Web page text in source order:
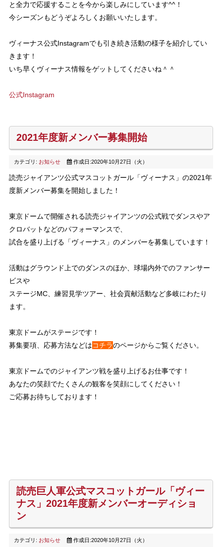
と全力で応援することを今から楽しみにしています^^！
今シーズンもどうぞよろしくお願いいたします。
ヴィーナス公式Instagramでも引き続き活動の様子を紹介してい
きます！
いち早くヴィーナス情報をゲットしてくださいね＾＾
公式Instagram
2021年度新メンバー募集開始
カテゴリ: お知らせ 作成日:2020年10月27日（火）
読売ジャイアンツ公式マスコットガール「ヴィーナス」の2021年
度新メンバー募集を開始しました！
東京ドームで開催される読売ジャイアンツの公式戦でダンスやア
クロバットなどのパフォーマンスで、
試合を盛り上げる「ヴィーナス」のメンバーを募集しています！
活動はグラウンド上でのダンスのほか、球場内外でのファンサー
ビスや
ステージMC、練習見学ツアー、社会貢献活動など多岐にわたり
ます。
東京ドームがステージです！
募集要項、応募方法などはコチラのページからご覧ください。
東京ドームでのジャイアンツ戦を盛り上げるお仕事です！
あなたの笑顔でたくさんの観客を笑顔にしてください！
ご応募お待ちしております！
読売巨人軍公式マスコットガール「ヴィー
ナス」2021年度新メンバーオーディショ
ン
カテゴリ: お知らせ 作成日:2020年10月27日（火）